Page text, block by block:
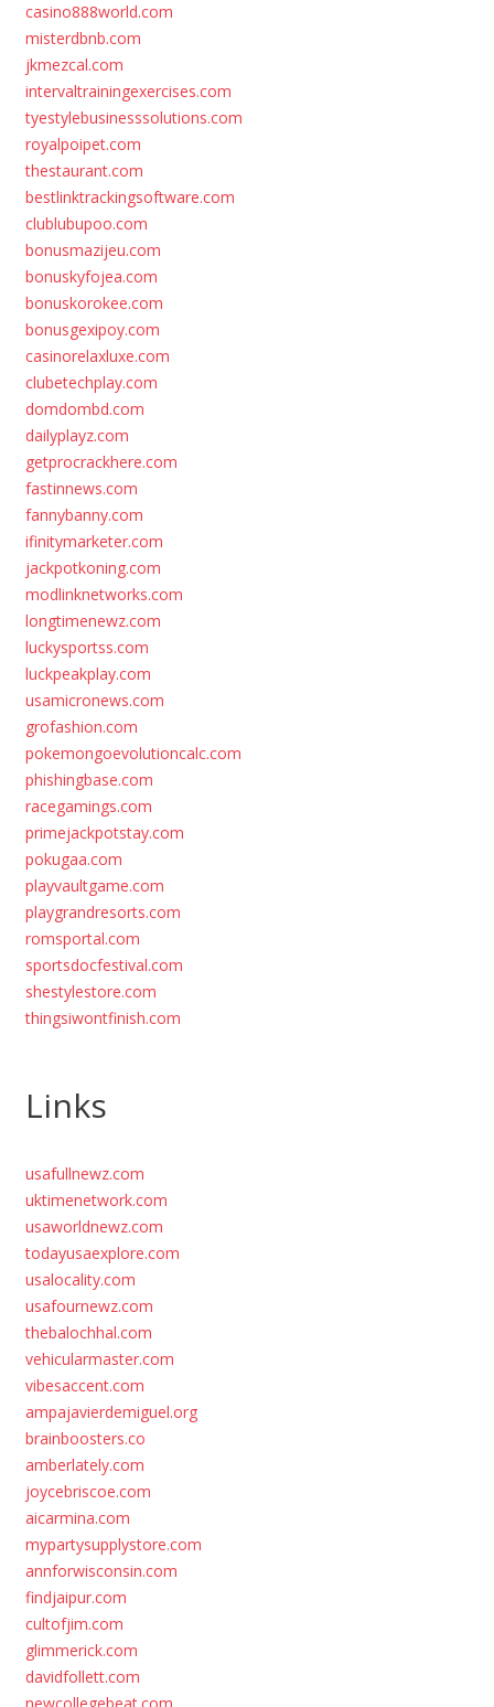
casino888world.com
misterdbnb.com
jkmezcal.com
intervaltrainingexercises.com
tyestylebusinesssolutions.com
royalpoipet.com
thestaurant.com
bestlinktrackingsoftware.com
clublubupoo.com
bonusmazijeu.com
bonuskyfojea.com
bonuskorokee.com
bonusgexipoy.com
casinorelaxluxe.com
clubetechplay.com
domdombd.com
dailyplayz.com
getprocrackhere.com
fastinnews.com
fannybanny.com
ifinitymarketer.com
jackpotkoning.com
modlinknetworks.com
longtimenewz.com
luckysportss.com
luckpeakplay.com
usamicronews.com
grofashion.com
pokemongoevolutioncalc.com
phishingbase.com
racegamings.com
primejackpotstay.com
pokugaa.com
playvaultgame.com
playgrandresorts.com
romsportal.com
sportsdocfestival.com
shestylestore.com
thingsiwontfinish.com
Links
usafullnewz.com
uktimenetwork.com
usaworldnewz.com
todayusaexplore.com
usalocality.com
usafournewz.com
thebalochhal.com
vehicularmaster.com
vibesaccent.com
ampajavierdemiguel.org
brainboosters.co
amberlately.com
joycebriscoe.com
aicarmina.com
mypartysupplystore.com
annforwisconsin.com
findjaipur.com
cultofjim.com
glimmerick.com
davidfollett.com